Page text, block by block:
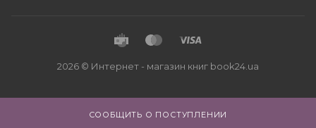
СООБЩИТЬ О ПОСТУПЛЕНИИ
2026 © Интернет - магазин книг book24.ua